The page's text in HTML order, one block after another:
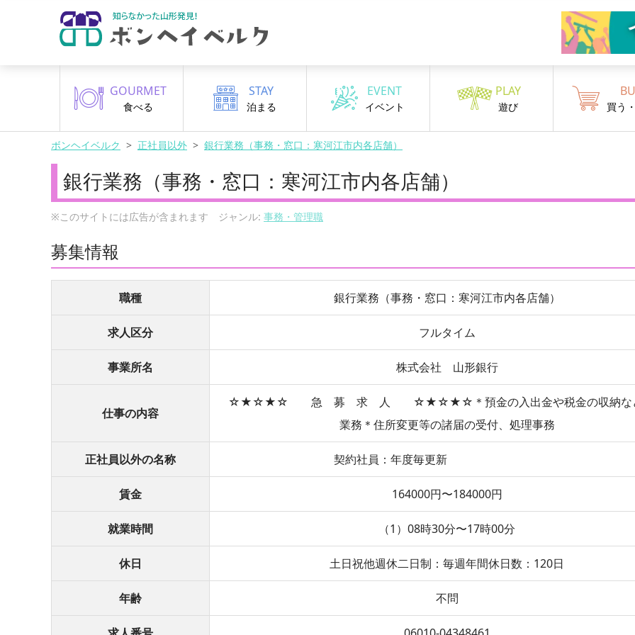
GOURMET
食べる
STAY
泊まる
EVENT
イベント
PLAY
遊び 買う
ボンヘイベルク 正社員以外 銀行業務（事務・窓口：寒河江市内各店舗）
銀行業務（事務・窓口：寒河江市内各店舗）
※このサイトには広告が含まれます ジャンル: 事務・管理職
募集情報
職種 銀行業務（事務・窓口：寒河江市内各店舗）
求人区分 フルタイム
事業所名 株式会社 山形銀行
仕事の内容
☆★☆★☆ 急 募 求 人 ☆★☆★☆＊預金の入出金や税金の収納など
業務＊住所変更等の諸届の受付、処理事務
正社員以外の名称 契約社員：年度毎更新
賃金 164000円〜184000円
就業時間 （1）08時30分〜17時00分
休日 土日祝他週休二日制：毎週年間休日数：120日
年齢 不問